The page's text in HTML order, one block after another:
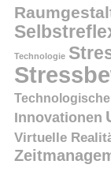
Technologie
Innovationen
Virtuelle